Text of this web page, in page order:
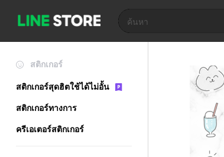
สติกเกอร์
สติกเกอร์สุดฮิตใช้ได้ไม่อั้น
สติกเกอร์ทางการ
ครีเอเตอร์สติกเกอร์